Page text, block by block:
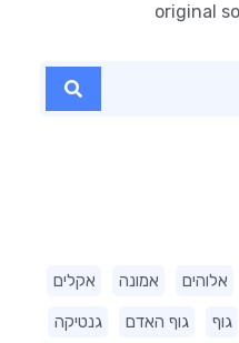
אלוהים אמונה אקלים
גוף גוף האדם גנטיקה